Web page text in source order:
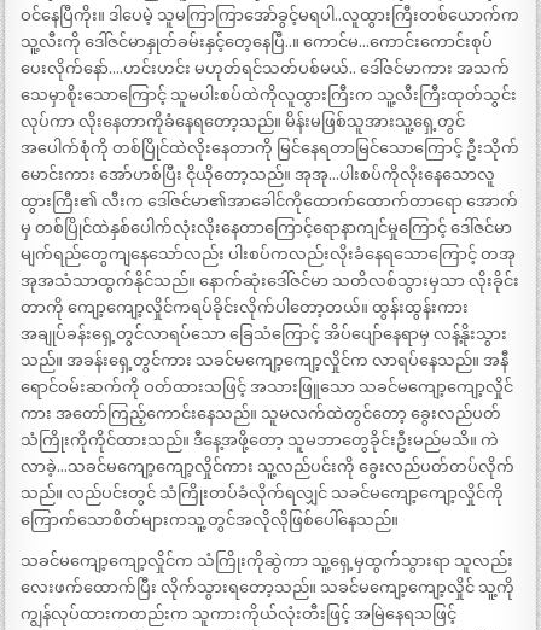
ဝင်နေပြီကိုး။ ဒါပေမဲ့ သူမကြာကြာအော်ခွင့်မရပါ..လူထွားကြီးတစ်ယောက်က
သူ့လီးကို ဒေါ်ဇင်မာနှုတ်ခမ်းနှင့်တေ့နေပြီ..။ ကောင်မ…ကောင်းကောင်းစုပ်
ပေးလိုက်နော်….ဟင်းဟင်း မဟုတ်ရင်သတ်ပစ်မယ်.. ဒေါ်ဇင်မာကား အသက်
သေမှာစိုးသောကြောင့် သူမပါးစပ်ထဲကိုလူထွားကြီးက သူ့လီးကြီးထုတ်သွင်း
လုပ်ကာ လိုးနေတာကိုခံနေရတော့သည်။ မိန်းမဖြစ်သူအားသူ့ရှေ့တွင်
အပေါက်စုံကို တစ်ပြိုင်ထဲလိုးနေတာကို မြင်နေရတာမြင်သောကြောင့် ဦးသိုက်
မောင်းကား အော်ဟစ်ပြီး ငိုယိုတော့သည်။ အုအု…ပါးစပ်ကိုလိုးနေသောလူ
ထွားကြီး၏ လီးက ဒေါ်ဇင်မာ၏အာခေါင်ကိုထောက်ထောက်တာရော အောက်
မှ တစ်ပြိုင်ထဲနှစ်ပေါက်လုံးလိုးနေတာကြောင့်ရောနာကျင်မှုကြောင့် ဒေါ်ဇင်မာ
မျက်ရည်တွေကျနေသော်လည်း ပါးစပ်ကလည်းလိုးခံနေရသောကြောင့် တအု
အုအသံသာထွက်နိုင်သည်။ နောက်ဆုံးဒေါ်ဇင်မာ သတိလစ်သွားမှသာ လိုးခိုင်း
တာကို ကျော့ကျော့လှိုင်ကရပ်ခိုင်းလိုက်ပါတော့တယ်။ ထွန်းထွန်းကား
အချုပ်ခန်းရှေ့တွင်လာရပ်သော ခြေသံကြောင့် အိပ်ပျော်နေရာမှ လန့်နိုးသွား
သည်။ အခန်းရှေ့တွင်ကား သခင်မကျော့ကျော့လှိုင်က လာရပ်နေသည်။ အနီ
ရောင်ဝမ်းဆက်ကို ဝတ်ထားသဖြင့် အသားဖြူသော သခင်မကျော့ကျော့လှိုင်
ကား အတော်ကြည့်ကောင်းနေသည်။ သူမလက်ထဲတွင်တော့ ခွေးလည်ပတ်
သံကြိုးကိုကိုင်ထားသည်။ ဒီနေ့အဖို့တော့ သူမဘာတွေခိုင်းဦးမည်မသိ။ ကဲ
လာခဲ့…သခင်မကျော့ကျော့လှိုင်ကား သူ့လည်ပင်းကို ခွေးလည်ပတ်တပ်လိုက်
သည်။ လည်ပင်းတွင် သံကြိုးတပ်ခံလိုက်ရလျှင် သခင်မကျော့ကျော့လှိုင်ကို
ကြောက်သောစိတ်များကသူ့တွင်အလိုလိုဖြစ်ပေါ်နေသည်။
သခင်မကျော့ကျော့လှိုင်က သံကြိုးကိုဆွဲကာ သူ့ရှေ့မှထွက်သွားရာ သူလည်း
လေးဖက်ထောက်ပြီး လိုက်သွားရတော့သည်။ သခင်မကျော့ကျော့လှိုင် သူ့ကို
ကျွန်လုပ်ထားကတည်းက သူကားကိုယ်လုံးတီးဖြင့် အမြဲနေရသဖြင့်